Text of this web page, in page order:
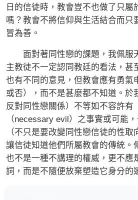
日的信徒時，教會豈不也做了只屬
嗎？教會不將信仰與生活結合而只
冒為善。
面對著同性戀的課題，我佩服
主教徒不一定認同教廷的看法，甚
也有不同的意見，但教會應有勇氣
或否），而不是甚麼都不知道。於
反對同性戀關係）不等如不容許有
（necessary evil）之事實或可能
（不只是要改變同性戀信徒的性
讓信徒知道他們所屬教會的傳統。
也不是一種不講理的權威，更不應
詞，而是不隨便放棄塑造它身分的